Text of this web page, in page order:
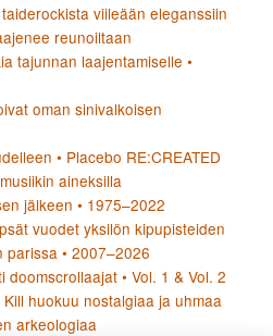
viileään eleganssiin
reunoiltaan
tajunnan laajentamiselle •
oman sinivalkoisen
• Placebo RE:CREATED
aineksilla
jälkeen • 1975–2022
vuodet yksilön kipupisteiden
• 2007–2026
• Vol. 1 & Vol. 2
huokuu nostalgiaa ja uhmaa
arkeologiaa